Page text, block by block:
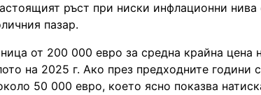
ръст при ниски инфлационни нива
пазар.
от 200 000 евро за средна крайна цена
на 2025 г. Ако през предходните години
50 000 евро, което ясно показва